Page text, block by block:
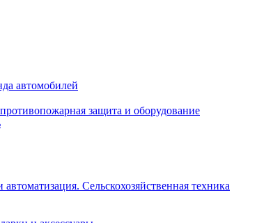
автомобилей
защита и оборудование
Сельскохозяйственная техника